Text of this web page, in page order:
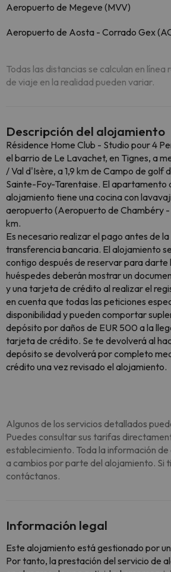
Aeropuerto de Megeve (MVV)
Aeropuerto de Aosta - Corrado Gex
Todas las distancias se calculan en
de viaje en la realidad pueden variar.
Descripción del alojamiento
Résidence Home Club - Studio pour 4
el barrio de Le Lavachet, en Tignes, a
/ Val d'Isère, a 1,9 km de Campo de golf
Sainte-Foy-Tarentaise. El apartamento
alojamiento tiene una cocina con
aeropuerto (Aeropuerto de Chambéry -
km.
Es necesario realizar el pago antes de
transferencia bancaria. El alojamiento
contigo después de reservar para darte
huéspedes deberán mostrar un
y una tarjeta de crédito al realizar el
en cuenta que todas las peticiones
disponibilidad y pueden comportar
depósito por daños de EUR 500 a la
tarjeta de crédito. Se te devolverá al
depósito se devolverá por completo
crédito una vez revisado el alojamiento.
Algunos de los servicios detallados
Puedes consultar sus tarifas
establecimiento. Toda la información
a cambios por parte del alojamiento. Si
contáctanos.
Información legal
Este alojamiento está gestionado por
Por tanto, la prestación del servicio de